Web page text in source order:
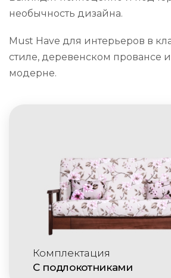
Комплектация
С подлокотниками
необычность дизайна.
Must Have для интерьеров в
стиле, деревенском провансе
модерне.